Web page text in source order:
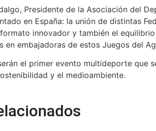
Presidente de la Asociación del
en España: la unión de distintas
innovador y también el
en embajadoras de estos Juegos del
el primer evento multideporte que
y el medioambiente.